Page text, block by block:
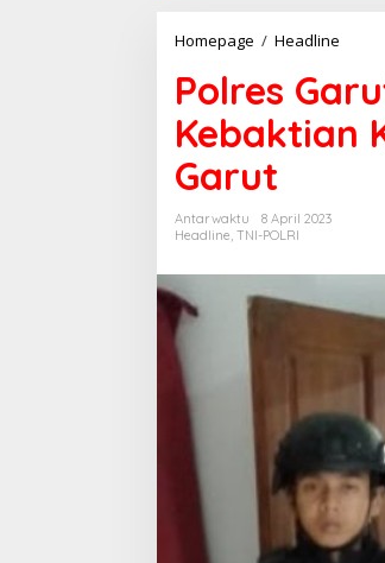
Homepage / Headline
Garut
Polres
Kebaktian
Garut
Antarwaktu
8 April 2023
Headline, TNI-POLRI